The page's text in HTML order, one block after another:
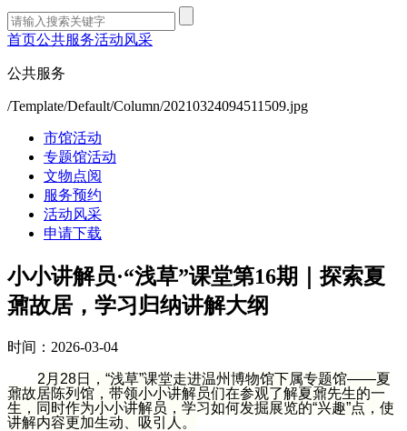
首页公共服务活动风采
公共服务
/Template/Default/Column/20210324094511509.jpg
市馆活动
专题馆活动
文物点阅
服务预约
活动风采
申请下载
小小讲解员·“浅草”课堂第16期｜探索夏
鼐故居，学习归纳讲解大纲
时间：2026-03-04
2月28日，“浅草”课堂走进温州博物馆下属专题馆——夏
鼐故居陈列馆，带领小小讲解员们在参观了解夏鼐先生的一
生，同时作为小小讲解员，学习如何发掘展览的“兴趣”点，使
讲解内容更加生动、吸引人。